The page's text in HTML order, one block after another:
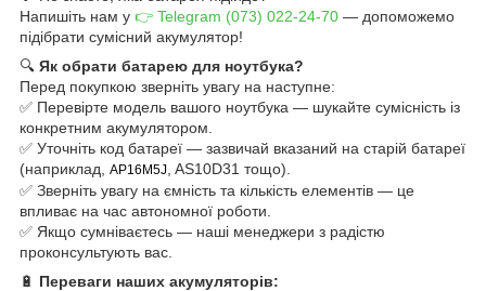
Напишіть нам у 👉 Telegram (073) 022-24-70 — допоможемо
підібрати сумісний акумулятор!
🔍 Як обрати батарею для ноутбука?
Перед покупкою зверніть увагу на наступне:
✅ Перевірте модель вашого ноутбука — шукайте сумісність із
конкретним акумулятором.
✅ Уточніть код батареї — зазвичай вказаний на старій батареї
(наприклад, AP16M5J , AS10D31 тощо).
✅ Зверніть увагу на ємність та кількість елементів — це
впливає на час автономної роботи.
✅ Якщо сумніваєтесь — наші менеджери з радістю
проконсультують вас.
🔋 Переваги наших акумуляторів: